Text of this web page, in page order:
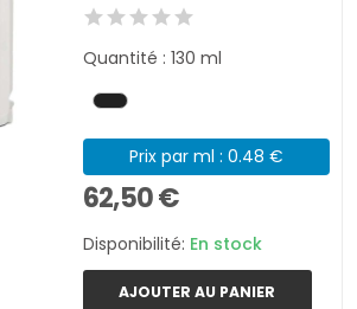
Quantité : 130 ml
Prix par ml : 0.48 €
62,50 €
Disponibilité: En stock
AJOUTER AU PANIER